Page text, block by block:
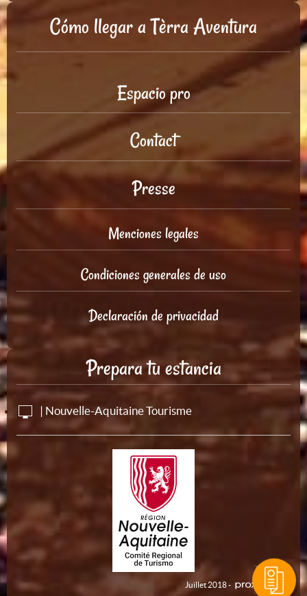
Cómo llegar a Tèrra Aventura
Espacio pro
Contact
Presse
Menciones legales
Condiciones generales de uso
Declaración de privacidad
Prepara tu estancia
| Nouvelle-Aquitaine Tourisme
Juillet 2018 -